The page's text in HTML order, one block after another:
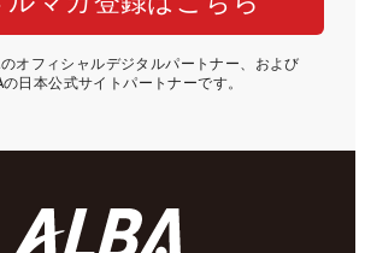
オフィシャルデジタルパートナー、および
の日本公式サイトパートナーです。